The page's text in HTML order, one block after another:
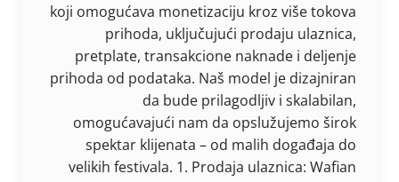
koji omogućava monetizaciju kroz više tokova
prihoda, uključujući prodaju ulaznica,
pretplate, transakcione naknade i deljenje
prihoda od podataka. Naš model je dizajniran
da bude prilagodljiv i skalabilan,
omogućavajući nam da opslužujemo širok
spektar klijenata – od malih događaja do
velikih festivala. 1. Prodaja ulaznica: Wafian